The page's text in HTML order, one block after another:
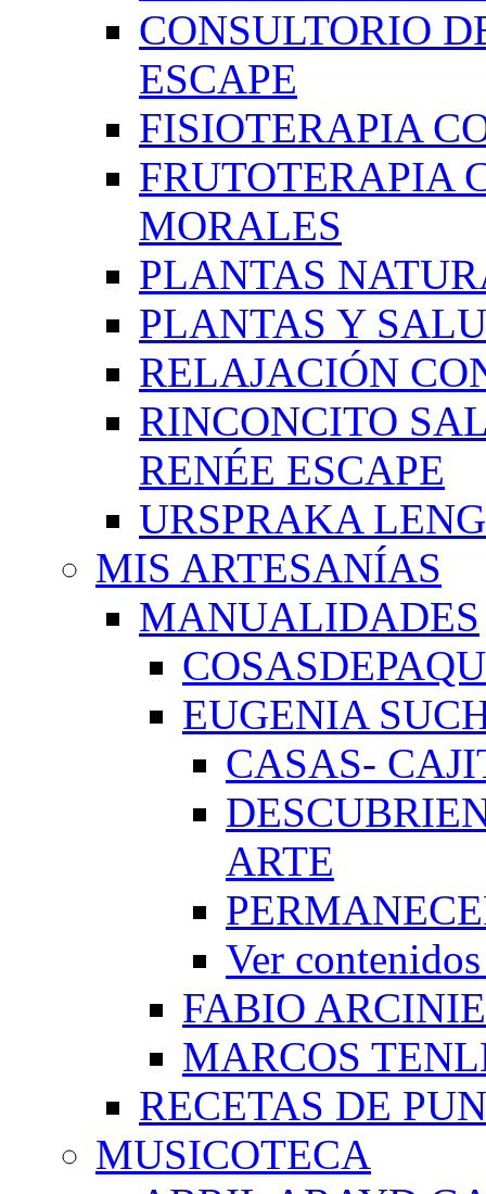
CONSULTORIO
ESCAPE
FISIOTERAPIA
FRUTOTERAPIA
MORALES
PLANTAS
PLANTAS Y
RELAJACIÓN
RINCONCITO
RENÉE ESCAPE
URSPRAKA
MIS ARTESANÍAS
MANUALIDADES
EUGENIA
CASAS-
ARTE
Ver
FABIO
MARCOS
RECETAS DE
MUSICOTECA